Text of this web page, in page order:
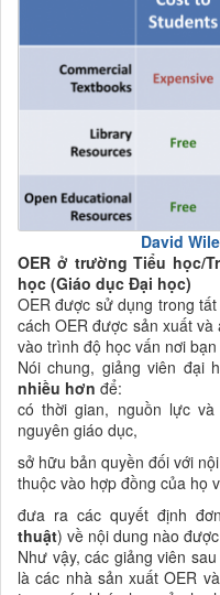
David
OER ở trường Tiểu học/
học (Giáo dục Đại học)
OER được sử dụng trong
cách OER được sản xuất
vào trình độ học vấn nơi
Nói chung, giảng viên đại
nhiều hơn để:
có thời gian, nguồn lực
nguyên giáo dục,
sở hữu bản quyền đối với
thuộc vào hợp đồng của họ
đưa ra các quyết định
thuật) về nội dung nào
Như vậy, các giảng viên
là các nhà sản xuất OER